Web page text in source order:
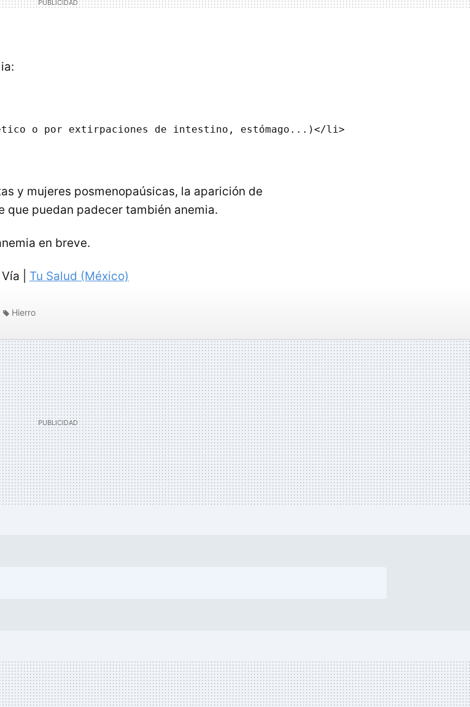
o por extirpaciones de intestino, estómago...)</li>
y mujeres posmenopaúsicas, la aparición de
que puedan padecer también anemia.
en breve.
Vía | Tu Salud (México)
Hierro